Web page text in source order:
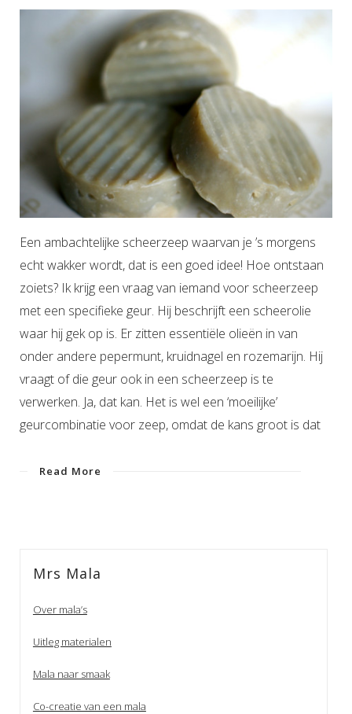
Een ambachtelijke scheerzeep waarvan je ’s morgens
echt wakker wordt, dat is een goed idee! Hoe ontstaan
zoiets? Ik krijg een vraag van iemand voor scheerzeep
met een specifieke geur. Hij beschrijft een scheerolie
waar hij gek op is. Er zitten essentiële olieën in van
onder andere pepermunt, kruidnagel en rozemarijn. Hij
vraagt of die geur ook in een scheerzeep is te
verwerken. Ja, dat kan. Het is wel een ‘moeilijke’
geurcombinatie voor zeep, omdat de kans groot is dat
Read More
Mrs Mala
Over mala’s
Uitleg materialen
Mala naar smaak
Co-creatie van een mala